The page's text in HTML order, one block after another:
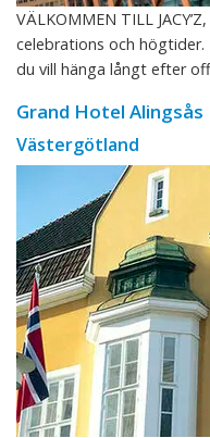
VÄLKOMMEN TILL
celebrations och
du vill hänga långt efter
Grand Hotel Alingsås
Västergötland